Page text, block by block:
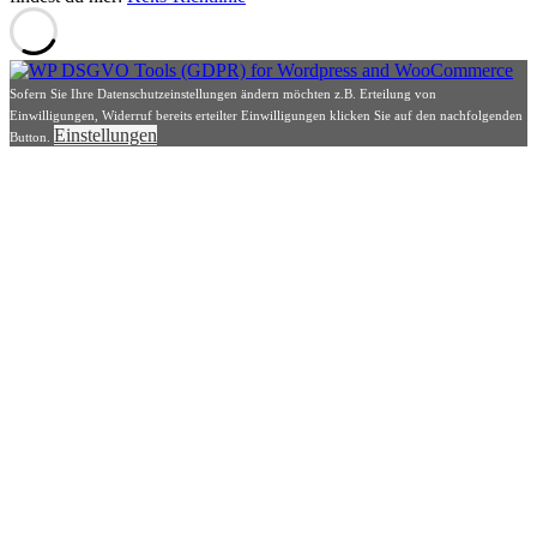
Sofern Sie Ihre Datenschutzeinstellungen ändern möchten z.B. Erteilung von
Einwilligungen, Widerruf bereits erteilter Einwilligungen klicken Sie auf den nachfolgenden
Button. Einstellungen